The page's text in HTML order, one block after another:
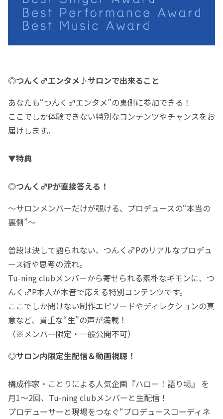
◎つんく♂エンタメ♪サロンで出来ること
あなたも“つんく♂エンタメ”の裏側に参加できる！
ここでしか体験できない特別なコンテンツやチャンスをお
届けします。
▼特典
◎つんく♂Pが直接答える！
〜サロンメンバーだけが覗ける、プロデュースの“本当の
裏側”〜
普段は決して語られない、つんく♂Pのリアルなプロデュ
ース術や思考の流れ。
Tu-ning clubメンバーから寄せられる素朴なギモンに、つ
んく♂P本人が本音で応える特別コンテンツです。
ここでしか聞けない制作エピソードやディレクションの真
意など、貴重な“生”の声が満載！
（※メンバー限定・一般公開不可）
◎サロン内限定生配信＆動画視聴！
構成作家・ことりによる人気企画『ハロー！語り場』 を
月1〜2回、Tu-ning clubメンバーと生配信！
プロデューサーと現場をつなぐ“プロデュースコーディネ